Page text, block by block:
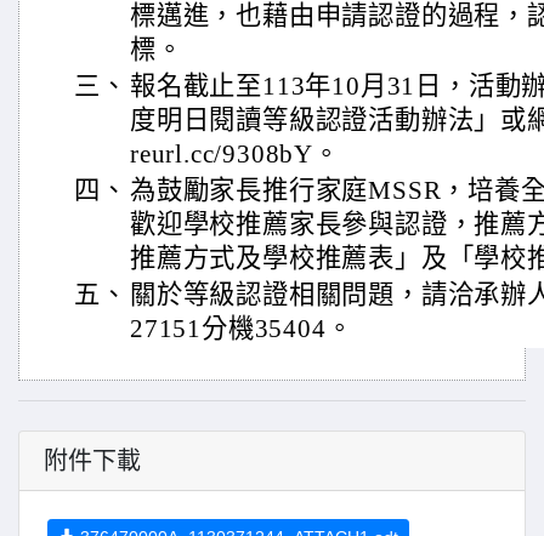
標邁進，也藉由申請認證的過程，
標。
三、 報名截止至113年10月31日，活動
度明日閱讀等級認證活動辦法」或
reurl.cc/9308bY。
四、 為鼓勵家長推行家庭MSSR，培養
歡迎學校推薦家長參與認證，推薦
推薦方式及學校推薦表」及「學校
五、 關於等級認證相關問題，請洽承辦
27151分機35404。
附件下載